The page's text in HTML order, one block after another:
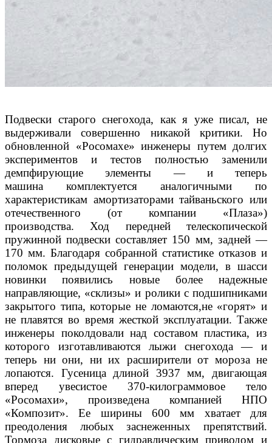
Подвески старого снегохода, как я уже писал, не
выдерживали совершенно никакой критики. Но
обновленной «Росомахе» инженеры путем долгих
экспериментов и тестов полностью заменили
демпфирующие элементы — и теперь
машина комплектуется аналогичными по
характеристикам амортизаторами тайваньского или
отечественного (от компании «Плаза»)
производства. Ход передней телескопической
пружинной подвески составляет 150 мм, задней —
170 мм. Благодаря собранной статистике отказов и
поломок предыдущей генерации модели, в шасси
новинки появились новые более надежные
направляющие, «склизы» и ролики с подшипниками
закрытого типа, которые не ломаются,не «горят» и
не плавятся во время жесткой эксплуатации. Также
инженеры поколдовали над составом пластика, из
которого изготавливаются лыжи снегохода — и
теперь ни они, ни их расширители от мороза не
лопаются. Гусеница длиной 3937 мм, двигающая
вперед увесистое 370-килограммовое тело
«Росомахи», произведена компанией НПО
«Композит». Ее ширины 600 мм хватает для
преодоления любых заснеженных препятствий.
Тормоза дисковые с гидравлическим приводом и